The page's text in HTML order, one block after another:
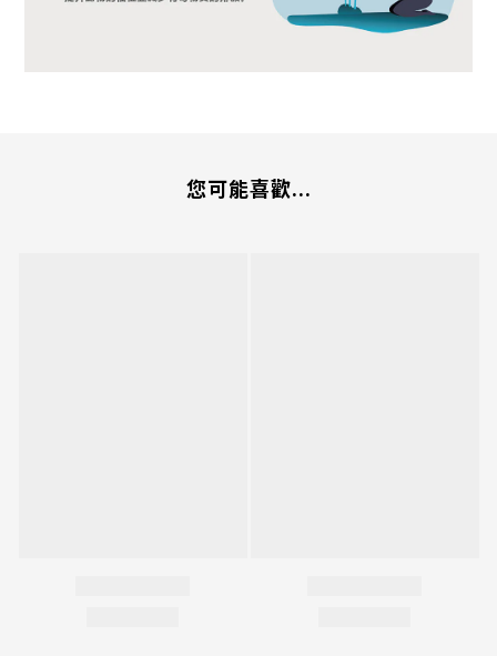
您可能喜歡...